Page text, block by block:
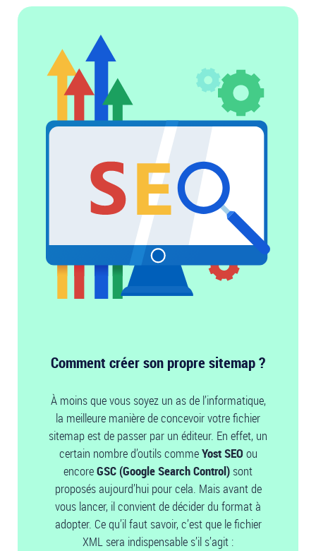
Comment créer son propre sitemap ?
À moins que vous soyez un as de l’informatique,
la meilleure manière de concevoir votre fichier
sitemap est de passer par un éditeur. En effet, un
certain nombre d’outils commeYost SEO ou
encoreGSC (Google Search Control) sont
proposés aujourd’hui pour cela. Mais avant de
vous lancer, il convient de décider du format à
adopter. Ce qu’il faut savoir, c’est que le fichier
XML sera indispensable s’il s’agit :